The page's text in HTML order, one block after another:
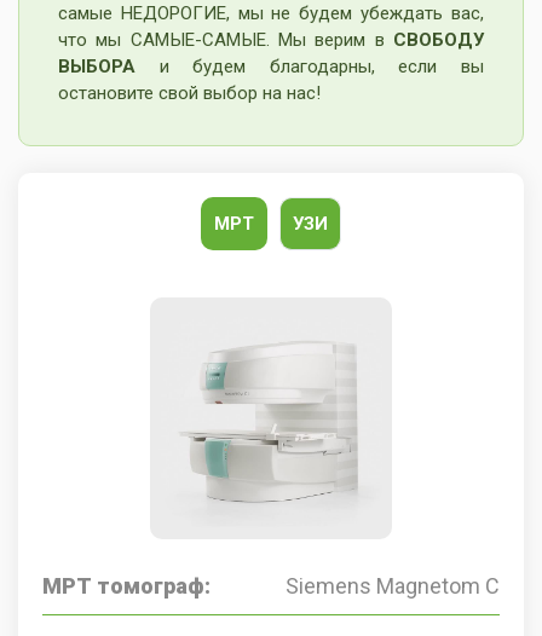
самые НЕДОРОГИЕ, мы не будем убеждать вас,
что мы САМЫЕ-САМЫЕ. Мы верим в СВОБОДУ
ВЫБОРА и будем благодарны, если вы
остановите свой выбор на нас!
МРТ УЗИ
МРТ томограф: Siemens Magnetom C